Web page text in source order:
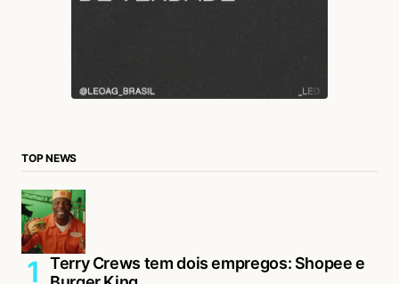
TOP NEWS
Terry Crews tem dois empregos: Shopee e